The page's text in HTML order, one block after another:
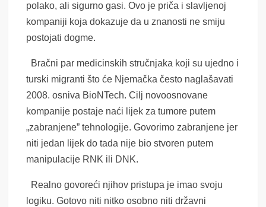
polako, ali sigurno gasi. Ovo je priča i slavljenoj
kompaniji koja dokazuje da u znanosti ne smiju
postojati dogme.
Bračni par medicinskih stručnjaka koji su ujedno i
turski migranti što će Njemačka često naglašavati
2008. osniva BioNTech. Cilj novoosnovane
kompanije postaje naći lijek za tumore putem
„zabranjene” tehnologije. Govorimo zabranjene jer
niti jedan lijek do tada nije bio stvoren putem
manipulacije RNK ili DNK.
Realno govoreći njihov pristupa je imao svoju
logiku. Gotovo niti nitko osobno niti državni